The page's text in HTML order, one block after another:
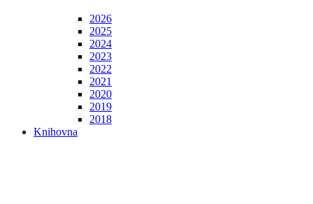
2026
2025
2024
2023
2022
2021
2020
2019
2018
Knihovna